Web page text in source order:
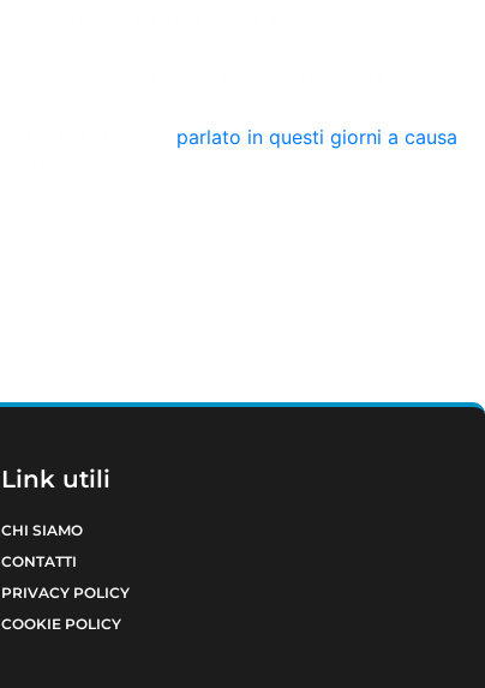
parlato in questi giorni a causa
Link utili
CHI SIAMO
CONTATTI
PRIVACY POLICY
COOKIE POLICY